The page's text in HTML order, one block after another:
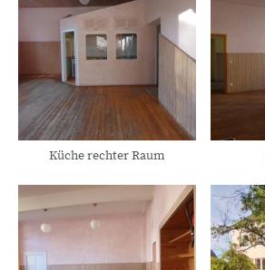
Küche rechter Raum